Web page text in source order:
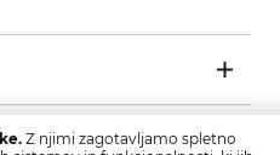
Z njimi zagotavljamo spletno